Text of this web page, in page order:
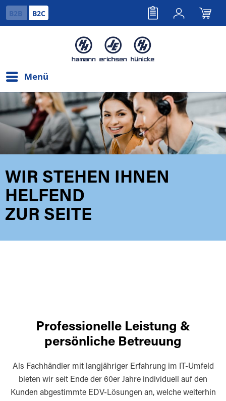
B2B B2C
Menü
WIR STEHEN IHNEN
HELFEND
ZUR SEITE
Professionelle Leistung &
persönliche Betreuung
Als Fachhändler mit langjähriger Erfahrung im IT-Umfeld
bieten wir seit Ende der 60er Jahre individuell auf den
Kunden abgestimmte EDV-Lösungen an, welche weiterhin